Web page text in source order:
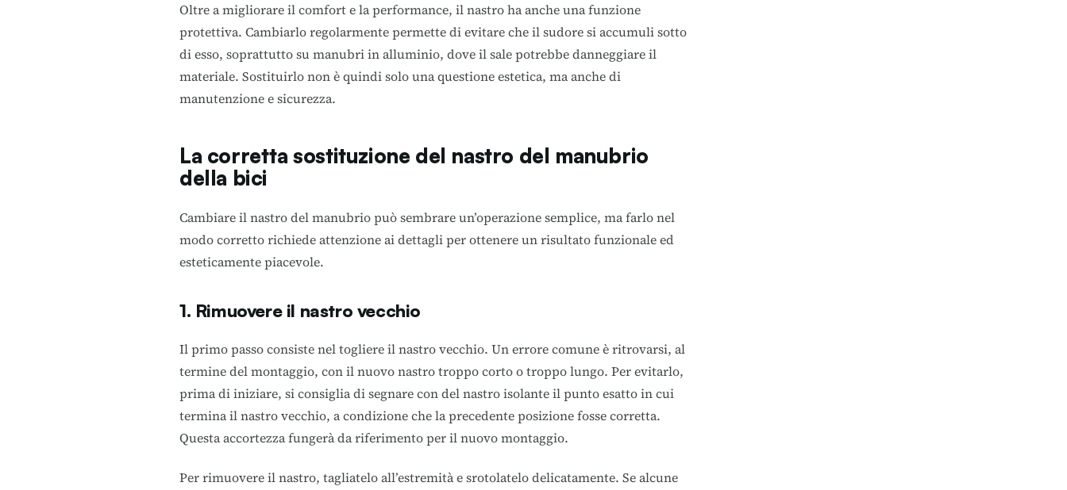
Oltre a migliorare il comfort e la performance, il nastro ha anche una funzione
protettiva. Cambiarlo regolarmente permette di evitare che il sudore si accumuli sotto
di esso, soprattutto su manubri in alluminio, dove il sale potrebbe danneggiare il
materiale. Sostituirlo non è quindi solo una questione estetica, ma anche di
manutenzione e sicurezza.
La corretta sostituzione del nastro del manubrio
della bici
Cambiare il nastro del manubrio può sembrare un’operazione semplice, ma farlo nel
modo corretto richiede attenzione ai dettagli per ottenere un risultato funzionale ed
esteticamente piacevole.
1. Rimuovere il nastro vecchio
Il primo passo consiste nel togliere il nastro vecchio. Un errore comune è ritrovarsi, al
termine del montaggio, con il nuovo nastro troppo corto o troppo lungo. Per evitarlo,
prima di iniziare, si consiglia di segnare con del nastro isolante il punto esatto in cui
termina il nastro vecchio, a condizione che la precedente posizione fosse corretta.
Questa accortezza fungerà da riferimento per il nuovo montaggio.
Per rimuovere il nastro, tagliatelo all’estremità e srotolatelo delicatamente. Se alcune